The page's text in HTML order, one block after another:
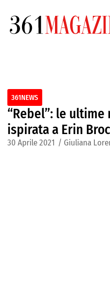
361NEWS
“Rebel”: le
ispirata a Erin
30 Aprile 2021 / Giuliana